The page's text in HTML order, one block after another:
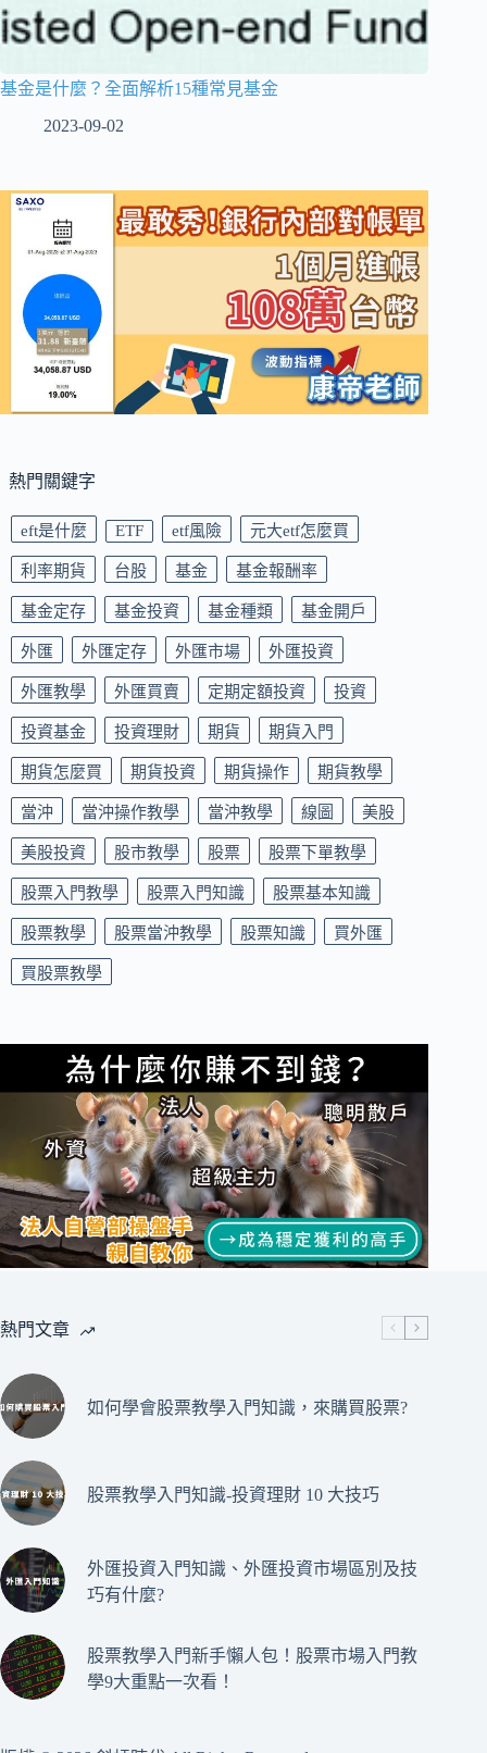
基金是什麼？全面解析15種常見基金
2023-09-02
熱門關鍵字
eft是什麼 ETF etf風險 元大etf怎麼買
利率期貨 台股 基金 基金報酬率
基金定存 基金投資 基金種類 基金開戶
外匯 外匯定存 外匯市場 外匯投資
外匯教學 外匯買賣 定期定額投資 投資
投資基金 投資理財 期貨 期貨入門
期貨怎麼買 期貨投資 期貨操作 期貨教學
當沖 當沖操作教學 當沖教學 線圖 美股
美股投資 股市教學 股票 股票下單教學
股票入門教學 股票入門知識 股票基本知識
股票教學 股票當沖教學 股票知識 買外匯
買股票教學
熱門文章
如何學會股票教學入門知識，來購買股票?
股票教學入門知識-投資理財 10 大技巧
外匯投資入門知識、外匯投資市場區別及技
巧有什麼?
股票教學入門新手懶人包！股票市場入門教
學9大重點一次看！